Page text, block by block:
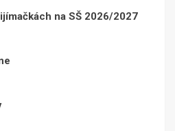
na SŠ 2026/2027